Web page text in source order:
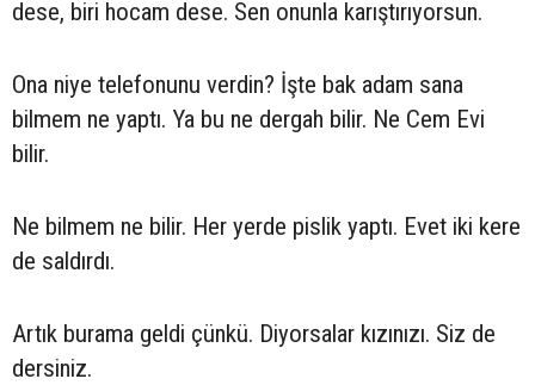
dese, biri hocam dese. Sen onunla karıştırıyorsun.
Ona niye telefonunu verdin? İşte bak adam sana
bilmem ne yaptı. Ya bu ne dergah bilir. Ne Cem Evi
bilir.
Ne bilmem ne bilir. Her yerde pislik yaptı. Evet iki kere
de saldırdı.
Artık burama geldi çünkü. Diyorsalar kızınızı. Siz de
dersiniz.